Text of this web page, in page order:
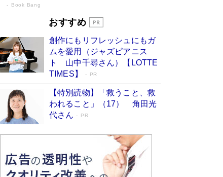
Book Bang
「宇宙兄弟」最終46巻がベストセラー1
物語に幕 特装版には「宇宙で描かれたマ
ンガ」も収録
Book Bang
美輪明宏 晩年の回答を集めた『ほほえんで生き
るための人生相談』がランクイン［エンターテイ
メントベストセラー］
Book Bang
「『火垂るの墓』は、大嘘である」原作者が抱き
続けた“自責の念”とは…「自己憐憫は描きたくな
い」監督が徹底的にこだわったこと（後編） #
戦争の記憶
Book Bang
「叱って伸びるやつは、褒めたらもっと伸びる」
俳優・高嶋政伸が家族に教わった“人を育てるコ
ツ”…芸への考え方を明かす
Book Bang
おすすめ
創作にもリフレッシュにもガ
ムを愛用（ジャズピアニス
ト 山中千尋さん）【LOTTE
TIMES】
PR
【特別読物】「救うこと、救
われること」（17） 角田光
代さん
PR